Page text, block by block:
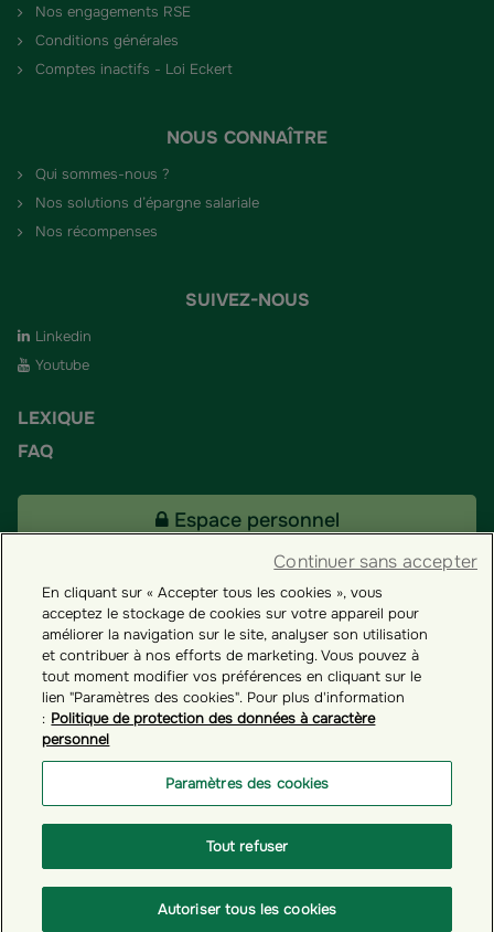
Nos engagements RSE
Conditions générales
Comptes inactifs - Loi Eckert
NOUS CONNAÎTRE
Qui sommes-nous ?
Nos solutions d’épargne salariale
Nos récompenses
SUIVEZ-NOUS
Linkedin
Youtube
LEXIQUE
FAQ
Espace personnel
Tous nos fonds
Contact
Groupama ES
Paramètres des cookies
En cliquant sur « Accepter tous les cookies », vous
acceptez le stockage de cookies sur votre appareil pour
améliorer la navigation sur le site, analyser son utilisation
et contribuer à nos efforts de marketing. Vous pouvez à
tout moment modifier vos préférences en cliquant sur le
lien "Paramètres des cookies". Pour plus d'information
: Politique de protection des données à caractère
personnel
Paramètres des cookies
Tout refuser
Autoriser tous les cookies
Continuer sans accepter